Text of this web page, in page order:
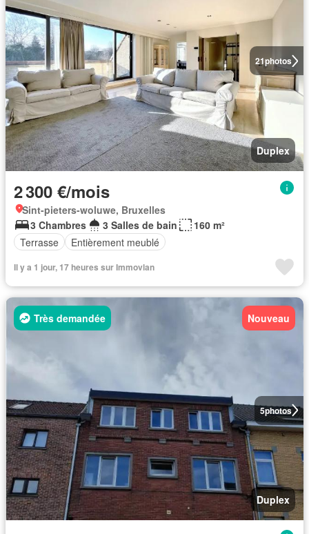
21photos
Duplex
2 300 €/mois
Sint-pieters-woluwe, Bruxelles
3 Chambres
3 Salles de bain
160 m²
Terrasse
Entièrement meublé
Il y a 1 jour, 17 heures sur Immovlan
5photos
Très demandée Nouveau
Duplex